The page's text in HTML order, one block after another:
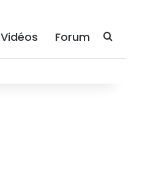
Vidéos Forum Recherche